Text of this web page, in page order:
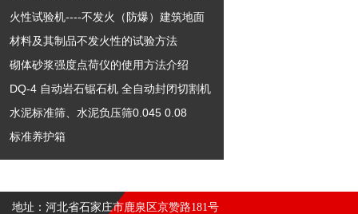
火性试验机----不发火（防爆）建筑地面
材料及其制品不发火性的试验方法
砌体砂浆强度点荷仪的使用方法介绍
DQ-4 自动岩石锯石机 全自动封闭切割机
水泥标准筛、水泥负压筛0.045 0.08
标准养护箱
地址：河北省石家庄市鹿泉区京赞路181号